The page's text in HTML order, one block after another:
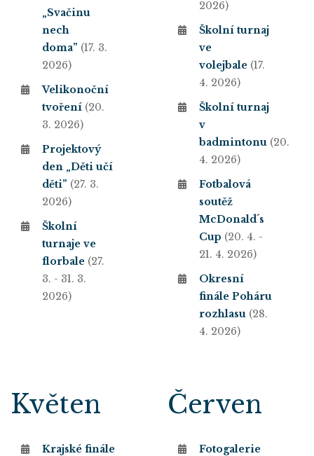
„Svačinu
nech
doma” (17. 3.
2026)
Velikonoční
tvoření (20.
3. 2026)
Projektový
den „Děti učí
děti” (27. 3.
2026)
Školní
turnaje ve
florbale (27.
3. - 31. 3.
2026)
2026)
Školní turnaj
ve
volejbale (17.
4. 2026)
Školní turnaj
v
badmintonu (20.
4. 2026)
Fotbalová
soutěž
McDonald´s
Cup (20. 4. -
21. 4. 2026)
Okresní
finále Poháru
rozhlasu (28.
4. 2026)
Květen
Krajské finále
Červen
Fotogalerie